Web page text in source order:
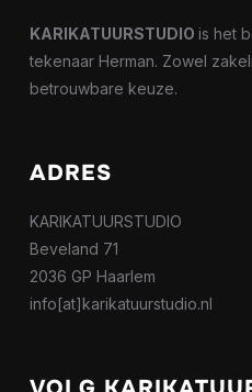
KARIKATUURSTUDIO is het
tekenaar Herman. Zowel
betrouwbare keuze.
ADRES
KARIKATUURSTUDIO
Beveland 71
2036 GP Haarlem
info[at]karikatuurstudio.nl